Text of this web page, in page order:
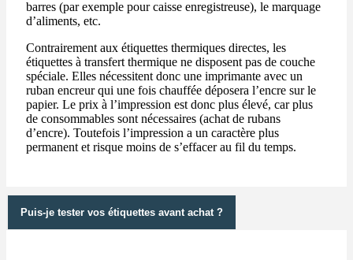
barres (par exemple pour caisse enregistreuse), le marquage
d’aliments, etc.
Contrairement aux étiquettes thermiques directes, les
étiquettes à transfert thermique ne disposent pas de couche
spéciale. Elles nécessitent donc une imprimante avec un
ruban encreur qui une fois chauffée déposera l’encre sur le
papier. Le prix à l’impression est donc plus élevé, car plus
de consommables sont nécessaires (achat de rubans
d’encre). Toutefois l’impression a un caractère plus
permanent et risque moins de s’effacer au fil du temps.
Puis-je tester vos étiquettes avant achat ?